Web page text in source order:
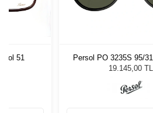
Col 51
Persol PO 3235S 95/31
Güneş Gözlüğü
19.145,00 TL